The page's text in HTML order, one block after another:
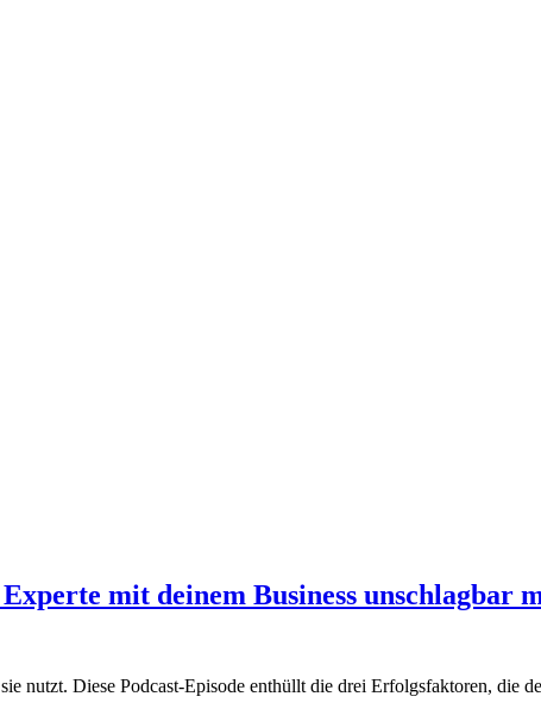
mit deinem Business unschlagbar
nutzt. Diese Podcast-Episode enthüllt die drei Erfolgsfaktoren, die